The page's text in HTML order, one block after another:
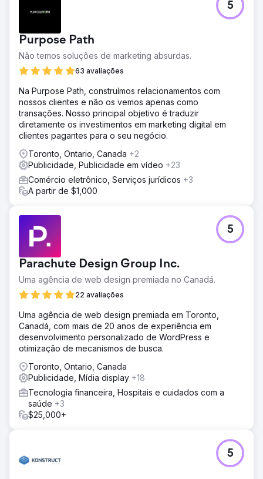
Purpose Path
Não temos soluções de marketing absurdas.
63 avaliações
5
Na Purpose Path, construímos relacionamentos com
nossos clientes e não os vemos apenas como
transações. Nosso principal objetivo é traduzir
diretamente os investimentos em marketing digital em
clientes pagantes para o seu negócio.
Toronto, Ontario, Canada +2
Publicidade, Publicidade em vídeo +23
Comércio eletrônico, Serviços jurídicos +3
A partir de $1,000
Parachute Design Group Inc.
Uma agência de web design premiada no Canadá.
22 avaliações
5
Uma agência de web design premiada em Toronto,
Canadá, com mais de 20 anos de experiência em
desenvolvimento personalizado de WordPress e
otimização de mecanismos de busca.
Toronto, Ontario, Canada
Publicidade, Mídia display +18
Tecnologia financeira, Hospitais e cuidados com a
saúde +3
$25,000+
5